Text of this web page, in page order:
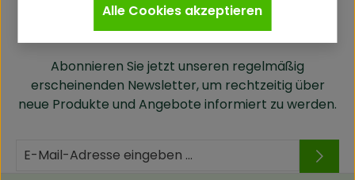
Newsletter
Abonnieren Sie jetzt unseren regelmäßig
erscheinenden Newsletter, um rechtzeitig über
neue Produkte und Angebote informiert zu werden.
Alle Cookies akzeptieren